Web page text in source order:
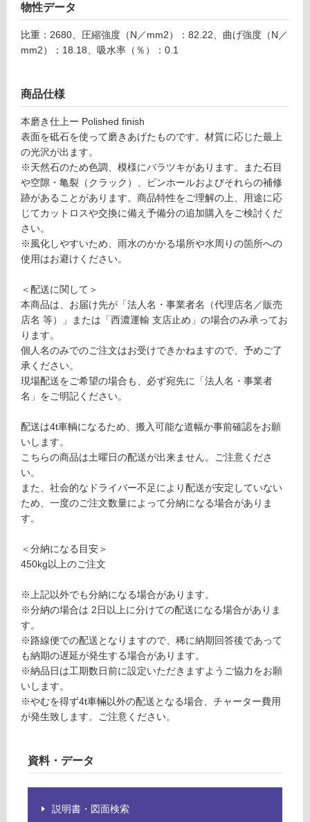
運賃表
リ
ン
土足・遮
音・床暖
対
応
し
て
い
対
応
て
い
る
制
限
あ
り
為
意
必
要
品
仕
欄
を
確
認
く
さ
い
応
し
い
物性データ
比重：2680、圧縮強度（N／mm2）：82.22、曲げ強度（N／
mm2）：18.18、吸水率（％）：0.1
商品仕様
本磨き仕上ー Polished finish
表面を砥石を使って磨きあげたものです。材質に応じた最上
の光沢が出ます。
※天然石のため色調、模様にバラツキがあります。また石目
や空隙・亀裂（クラック）、ピンホールおよびそれらの補修
跡があることがあります。商品特性をご理解の上、用途に応
じてカットロスや交換に備え予備分の追加購入をご検討くだ
さい。
※風化しやすいため、雨水のかかる場所や水周りの箇所への
使用はお避けください。
＜配送に関して＞
本商品は、お届け先が「法人名・事業者名（代理店名／販売
店名 等）」または「西濃運輸 支店止め」の場合のみ承ってお
ります。
個人名のみでのご注文はお受けできかねますので、予めご了
承ください。
現場配送をご希望の場合も、必ず宛先に「法人名・事業者
名」をご明記ください。
配送は4t車輌になるため、搬入可能な道幅か事前確認をお願
いします。
こちらの商品は土曜日の配送が出来ません。ご注意くださ
い。
また、社会的なドライバー不足により配送が安定していない
ため、一度のご注文数量によって分納になる場合がありま
す。
＜分納になる目安＞
450kg以上のご注文
※上記以外でも分納になる場合があります。
※分納の場合は 2日以上に分けての配送になる場合がありま
す。
※路線便での配送となりますので、稀に納期回答後であって
も納期の遅延が発生する場合があります。
※納品日は工期数日前に設定いただきますようご協力をお願
いします。
※やむを得ず4t車輛以外の配送となる場合、チャーター費用
が発生致します。ご注意ください。
資料・データ
説明書・図面検索